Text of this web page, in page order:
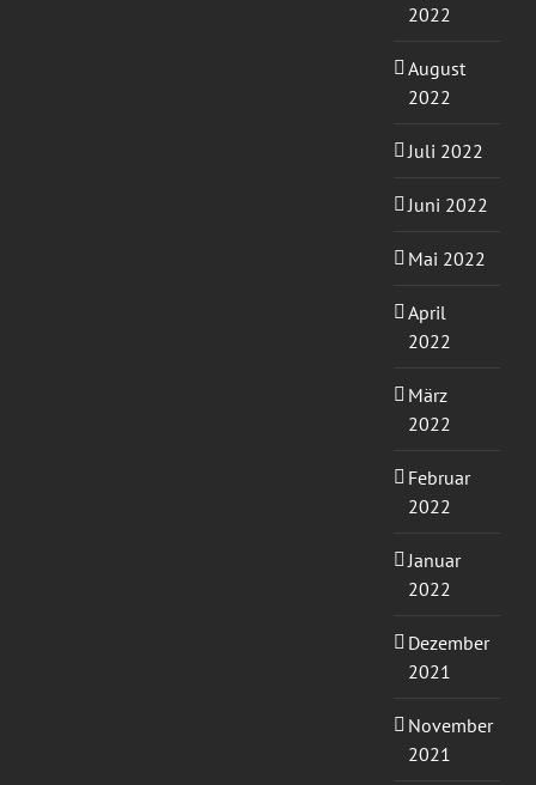
2022
August
2022
Juli 2022
Juni 2022
Mai 2022
April
2022
März
2022
Februar
2022
Januar
2022
Dezember
2021
November
2021